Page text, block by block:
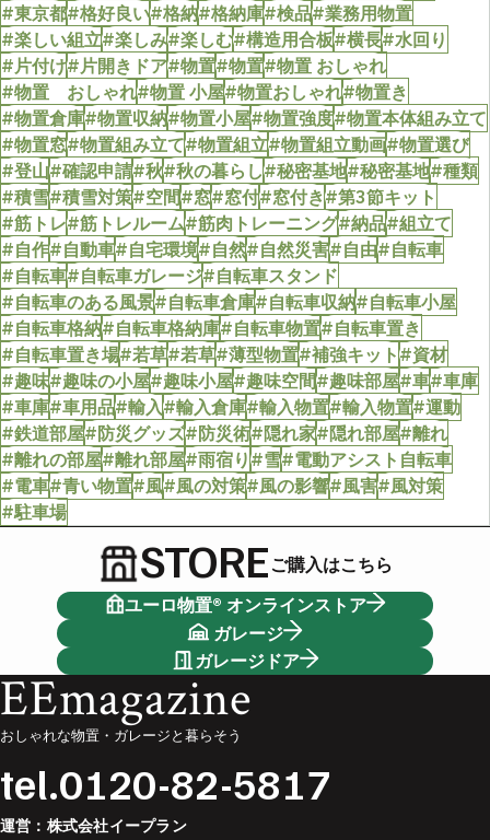
#東京都#格好良い#格納#格納庫#検品#業務用物置
#楽しい組立#楽しみ#楽しむ#構造用合板#横長#水回り
#片付け#片開きドア#物置#物置#物置 おしゃれ
#物置 おしゃれ#物置 小屋#物置おしゃれ#物置き
#物置倉庫#物置収納#物置小屋#物置強度#物置本体組み立て
#物置窓#物置組み立て#物置組立#物置組立動画#物置選び
#登山#確認申請#秋#秋の暮らし#秘密基地#秘密基地#種類
#積雪#積雪対策#空間#窓#窓付#窓付き#第3節キット
#筋トレ#筋トレルーム#筋肉トレーニング#納品#組立て
#自作#自動車#自宅環境#自然#自然災害#自由#自転車
#自転車#自転車ガレージ#自転車スタンド
#自転車のある風景#自転車倉庫#自転車収納#自転車小屋
#自転車格納#自転車格納庫#自転車物置#自転車置き
#自転車置き場#若草#若草#薄型物置#補強キット#資材
#趣味#趣味の小屋#趣味小屋#趣味空間#趣味部屋#車#車庫
#車庫#車用品#輸入#輸入倉庫#輸入物置#輸入物置#運動
#鉄道部屋#防災グッズ#防災術#隠れ家#隠れ部屋#離れ
#離れの部屋#離れ部屋#雨宿り#雪#電動アシスト自転車
#電車#青い物置#風#風の対策#風の影響#風害#風対策
#駐車場
STOREご購入はこちら
ユーロ物置® オンラインストア
ガレージ
ガレージドア
EEmagazine
おしゃれな物置・ガレージと暮らそう
tel.0120-82-5817
運営： 株式会社イープラン